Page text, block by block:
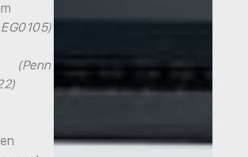
(Penn